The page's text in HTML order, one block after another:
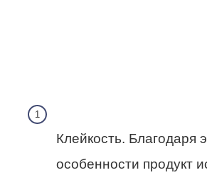
Клейкость. Благодаря
особенности продукт